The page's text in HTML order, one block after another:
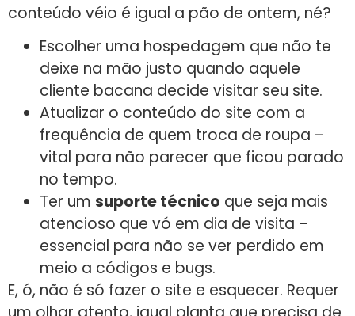
conteúdo véio é igual a pão de ontem, né?
Escolher uma hospedagem que não te
deixe na mão justo quando aquele
cliente bacana decide visitar seu site.
Atualizar o conteúdo do site com a
frequência de quem troca de roupa –
vital para não parecer que ficou parado
no tempo.
Ter um suporte técnico que seja mais
atencioso que vó em dia de visita –
essencial para não se ver perdido em
meio a códigos e bugs.
E, ó, não é só fazer o site e esquecer. Requer